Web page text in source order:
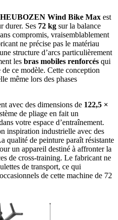
HEUBOZEN Wind Bike Max est
durer. Ses 72 kg sur la balance
compromis, vraisemblablement
ne précise pas le matériau
structure d’arcs particulièrement
les bras mobiles renforcés qui
ce modèle. Cette conception
même lors des phases
avec des dimensions de 122,5 ×
de pliage en fait un
votre espace d’entraînement.
inspiration industrielle avec des
qualité de peinture paraît résistante
un appareil destiné à affronter la
de cross-training. Le fabricant ne
de transport, ce qui
de cette machine de 72